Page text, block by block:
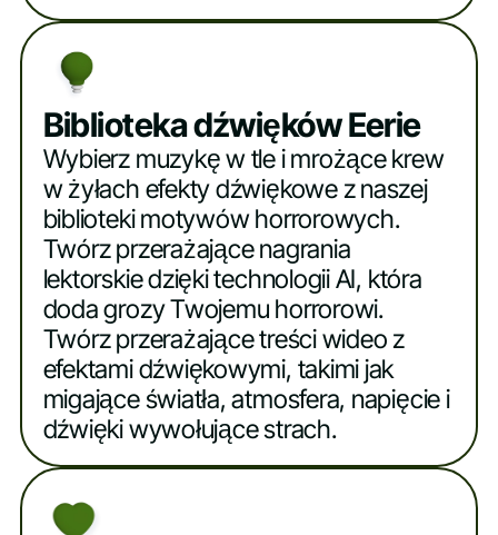
Biblioteka dźwięków Eerie
Wybierz muzykę w tle i mrożące krew
w żyłach efekty dźwiękowe z naszej
biblioteki motywów horrorowych.
Twórz przerażające nagrania
lektorskie dzięki technologii AI, która
doda grozy Twojemu horrorowi.
Twórz przerażające treści wideo z
efektami dźwiękowymi, takimi jak
migające światła, atmosfera, napięcie i
dźwięki wywołujące strach.